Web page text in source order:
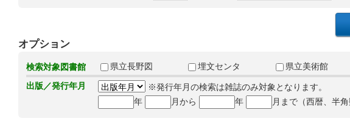
オプション
検索対象図書館 県立長野図 埋文センタ
県立美術館
出版／発行年月
※発行年月の検索は雑誌のみ対象となります。
年
月から 年 月まで（西暦、半角